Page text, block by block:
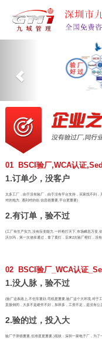
01 BSCI验厂,WCA认证
1.订单少，没客户
太多工厂，由于没有验厂，由于没有平台支持，买家找不到
对的地方, 遇到对的你,信息很重要,平台更重要)
2.有订单，验不过
(工厂有生产实力,没有应变能力,一杆枪打天下,市场瞬息万变,
沃尔玛，第一次侥幸通过，拿了黄灯，后来2次验厂橙灯，没
02 BSCI验厂_WCA认证
1.没人脉，验不过
(验厂这条路上,不但车要好,司机更重要,验厂这个大环境,对于
直接倒闭，大多不是硬件不好，加班多，工资不足，是没有公
2.验的过，投入大
验厂子弹很重要,但准星更重要,)现状：深圳一家电子厂，为了